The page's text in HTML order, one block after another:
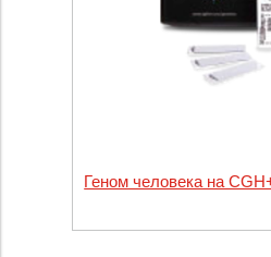
Геном человека на